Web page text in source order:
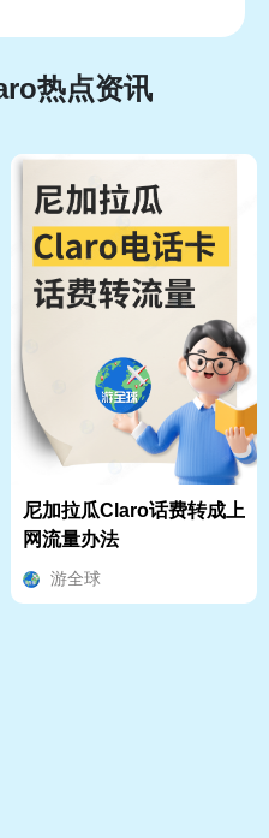
热点资讯
尼加拉瓜Claro话费转成上
网流量办法
游全球